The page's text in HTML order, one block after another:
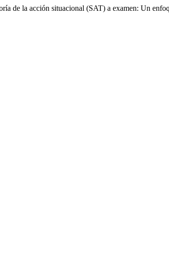
de la acción situacional (SAT) a examen: Un